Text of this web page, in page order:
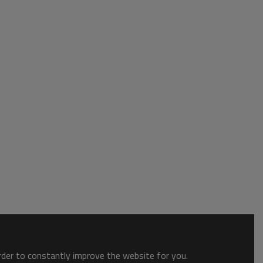
to constantly improve the website for you.